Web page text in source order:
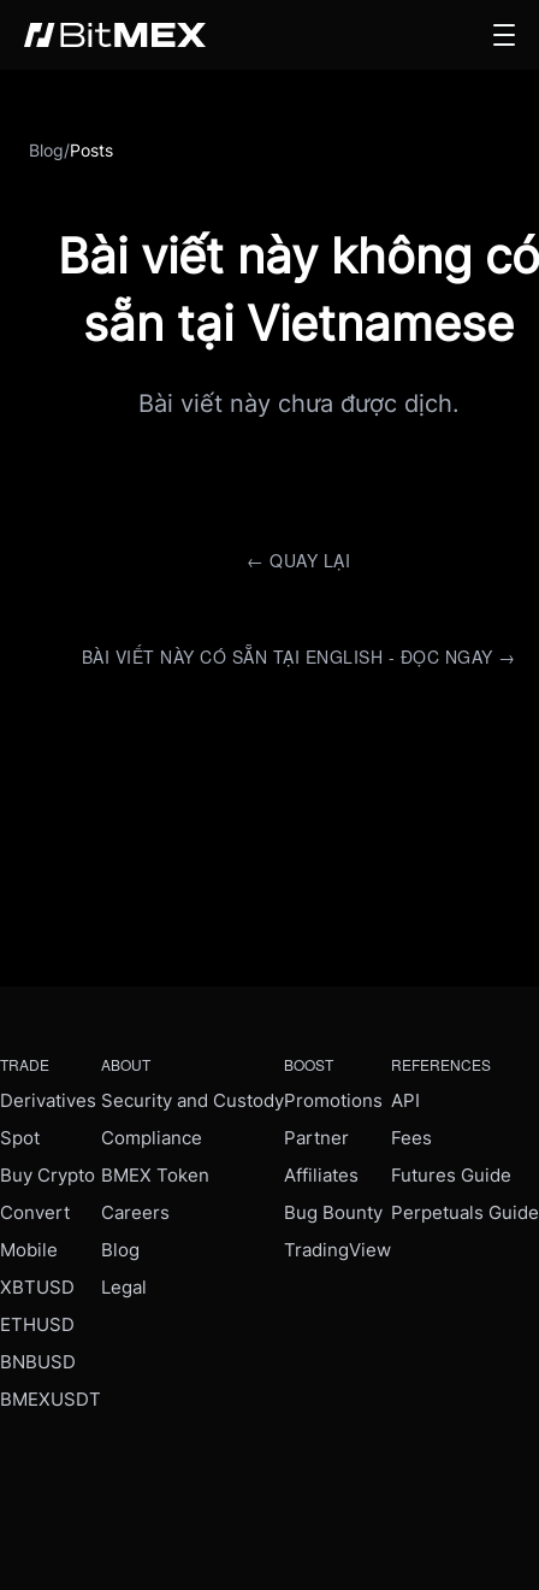
Blog/Posts
Bài viết này không có
sẵn tại Vietnamese
Bài viết này chưa được dịch.
← QUAY LẠI
BÀI VIẾT NÀY CÓ SẴN TẠI ENGLISH - ĐỌC NGAY →
TRADE
Derivatives
Spot
Buy Crypto
Convert
Mobile
XBTUSD
ETHUSD
BNBUSD
BMEXUSDT
ABOUT
Security and Custody
Compliance
BMEX Token
Careers
Blog
Legal
BOOST
Promotions
Partner
Affiliates
Bug Bounty
TradingView
REFERENCES
API
Fees
Futures Guide
Perpetuals Guide